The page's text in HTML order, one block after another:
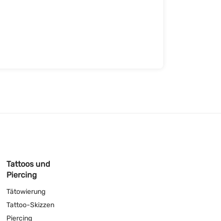
Tattoos und
Piercing
Tätowierung
Tattoo-Skizzen
Piercing